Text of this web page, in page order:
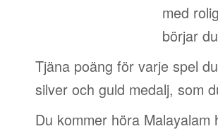
med
börjar
Tjäna poäng för varje spel
silver och guld medalj, som
Du kommer höra